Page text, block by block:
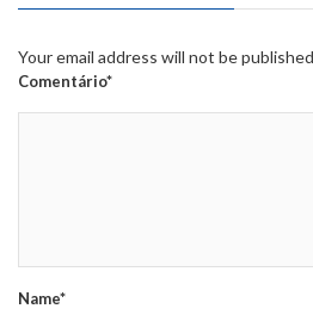
Your email address will not be
Comentário*
Name*